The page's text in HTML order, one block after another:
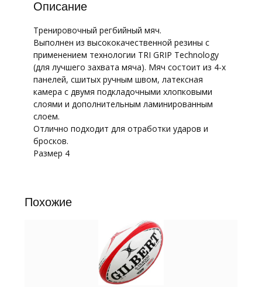
р.4,
резина,
ручная
сшивка,
бело-
темносиний
Описание
Тренировочный регбийный мяч.
Выполнен из высококачественной резины с
применением технологии TRI GRIP Technology
(для лучшего захвата мяча). Мяч состоит из 4-х
панелей, сшитых ручным швом, латексная
камера с двумя подкладочными хлопковыми
слоями и дополнительным ламинированным
слоем.
Отлично подходит для отработки ударов и
бросков.
Размер 4
Похожие